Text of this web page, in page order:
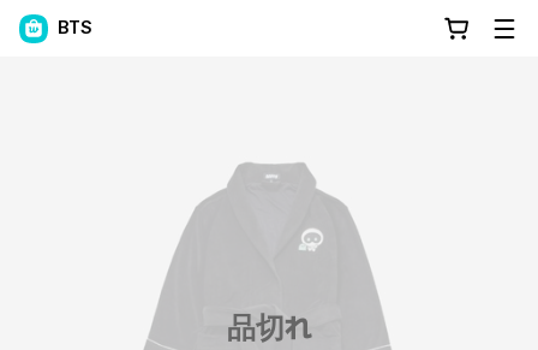
BTS
品切れ